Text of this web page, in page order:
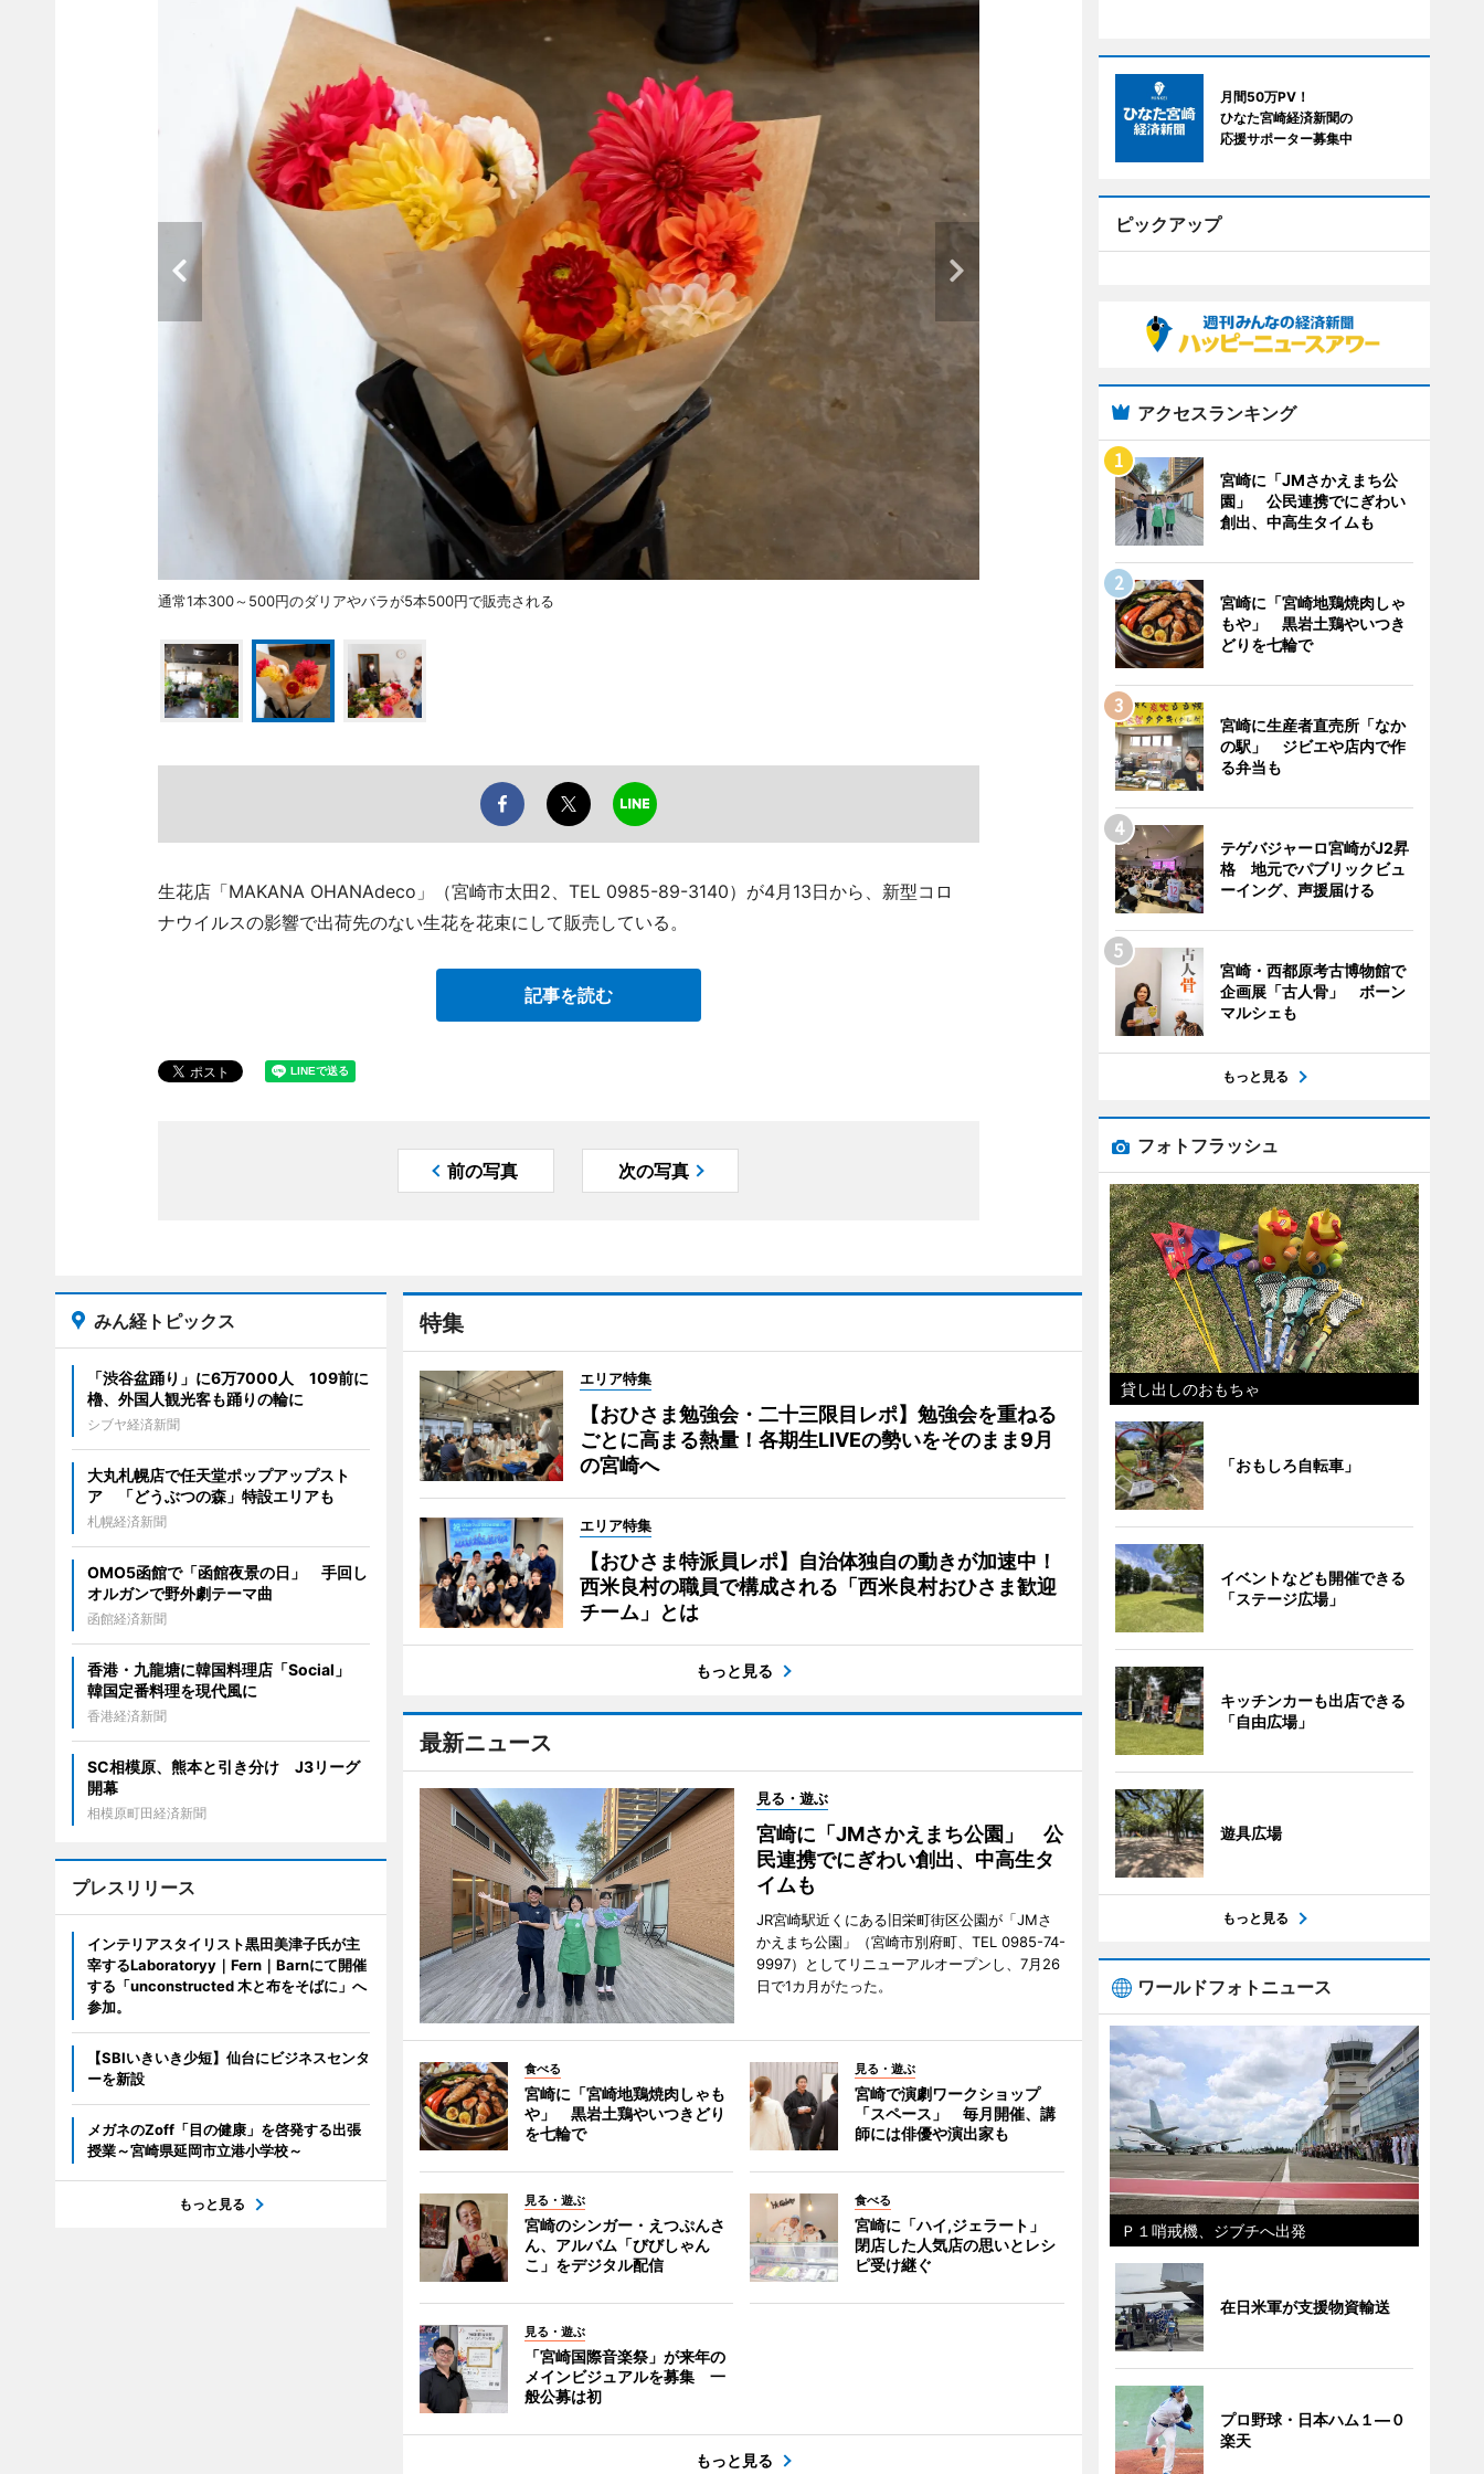
通常1本300～500円のダリアやバラが5本500円で販売される
生花店「MAKANA OHANAdeco」（宮崎市太田2、TEL 0985-89-3140）が4月13日から、新型コロ
ナウイルスの影響で出荷先のない生花を花束にして販売している。
記事を読む
前の写真 次の写真
特集
エリア特集
【おひさま勉強会・二十三限目レポ】勉強会を重ねる
ごとに高まる熱量！各期生LIVEの勢いをそのまま9月
の宮崎へ
エリア特集
【おひさま特派員レポ】自治体独自の動きが加速中！
西米良村の職員で構成される「西米良村おひさま歓迎
チーム」とは
もっと見る
最新ニュース
見る・遊ぶ
宮崎に「JMさかえまち公園」 公
民連携でにぎわい創出、中高生タ
イムも
JR宮崎駅近くにある旧栄町街区公園が「JMさ
かえまち公園」（宮崎市別府町、TEL 0985-74-
9997）としてリニューアルオープンし、7月26
日で1カ月がたった。
食べる
宮崎に「宮崎地鶏焼肉しゃも
や」 黒岩土鶏やいつきどり
を七輪で
見る・遊ぶ
宮崎で演劇ワークショップ
「スペース」 毎月開催、講
師には俳優や演出家も
見る・遊ぶ
宮崎のシンガー・えつぷんさ
ん、アルバム「びびしゃん
こ」をデジタル配信
食べる
宮崎に「ハイ,ジェラート」
閉店した人気店の思いとレシ
ピ受け継ぐ
見る・遊ぶ
「宮崎国際音楽祭」が来年の
メインビジュアルを募集 一
般公募は初
もっと見る
みん経トピックス
「渋谷盆踊り」に6万7000人 109前に
櫓、外国人観光客も踊りの輪に
シブヤ経済新聞
大丸札幌店で任天堂ポップアップスト
ア 「どうぶつの森」特設エリアも
札幌経済新聞
OMO5函館で「函館夜景の日」 手回し
オルガンで野外劇テーマ曲
函館経済新聞
香港・九龍塘に韓国料理店「Social」
韓国定番料理を現代風に
香港経済新聞
SC相模原、熊本と引き分け J3リーグ
開幕
相模原町田経済新聞
プレスリリース
インテリアスタイリスト黒田美津子氏が主
宰するLaboratoryy｜Fern｜Barnにて開催
する「unconstructed 木と布をそばに」へ
参加。
【SBIいきいき少短】仙台にビジネスセンタ
ーを新設
メガネのZoff「目の健康」を啓発する出張
授業～宮崎県延岡市立港小学校～
もっと見る
月間50万PV！
ひなた宮崎経済新聞の
応援サポーター募集中
ピックアップ
アクセスランキング
宮崎に「JMさかえまち公
園」 公民連携でにぎわい
創出、中高生タイムも
宮崎に「宮崎地鶏焼肉しゃ
もや」 黒岩土鶏やいつき
どりを七輪で
宮崎に生産者直売所「なか
の駅」 ジビエや店内で作
る弁当も
テゲバジャーロ宮崎がJ2昇
格 地元でパブリックビュ
ーイング、声援届ける
宮崎・西都原考古博物館で
企画展「古人骨」 ボーン
マルシェも
もっと見る
フォトフラッシュ
貸し出しのおもちゃ
「おもしろ自転車」
イベントなども開催できる
「ステージ広場」
キッチンカーも出店できる
「自由広場」
遊具広場
もっと見る
ワールドフォトニュース
Ｐ１哨戒機、ジブチへ出発
在日米軍が支援物資輸送
プロ野球・日本ハム１―０
楽天